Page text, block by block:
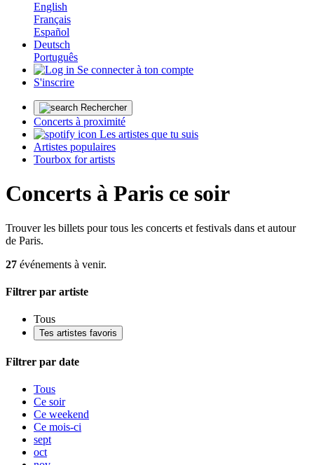
English
Français
Español
Deutsch
Português
Se connecter à ton compte
S'inscrire
Rechercher
Concerts à proximité
Les artistes que tu suis
Artistes populaires
Tourbox for artists
Concerts à Paris ce soir
Trouver les billets pour tous les concerts et festivals dans et autour
de Paris.
27 événements à venir.
Filtrer par artiste
Tous
Tes artistes favoris
Filtrer par date
Tous
Ce soir
Ce weekend
Ce mois-ci
sept
oct